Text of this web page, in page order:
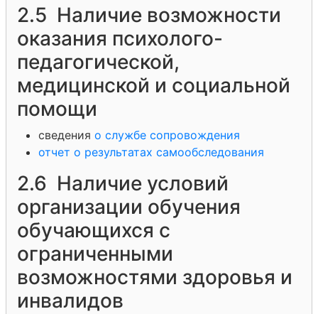
2.5 Наличие возможности
оказания психолого-
педагогической,
медицинской и социальной
помощи
сведения о службе сопровождения
отчет о результатах самообследования
2.6 Наличие условий
организации обучения
обучающихся с
ограниченными
возможностями здоровья и
инвалидов